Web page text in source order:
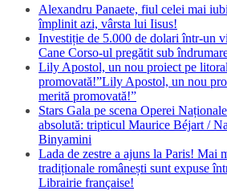
Alexandru Panaete, fiul celei mai
împlinit azi, vârsta lui Iisus!
Investiție de 5.000 de dolari într-un
Cane Corso-ul pregătit sub
Lily Apostol, un nou proiect pe
promovată!”Lily Apostol, un nou
merită promovată!”
Stars Gala pe scena Operei
absolută: tripticul Maurice Béjart /
Binyamini
Lada de zestre a ajuns la Paris! Mai
tradiționale românești sunt expuse
Librairie française!